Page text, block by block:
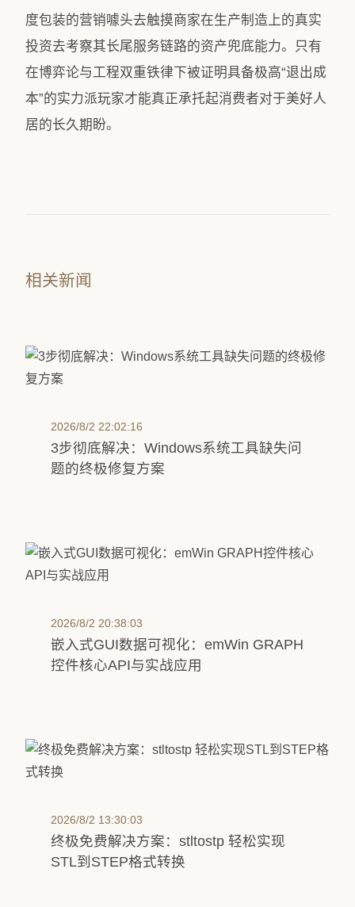
度包装的营销噱头去触摸商家在生产制造上的真实
投资去考察其长尾服务链路的资产兜底能力。只有
在博弈论与工程双重铁律下被证明具备极高“退出成
本”的实力派玩家才能真正承托起消费者对于美好人
居的长久期盼。
相关新闻
2026/8/2 22:02:16
3步彻底解决：Windows系统工具缺失问
题的终极修复方案
2026/8/2 20:38:03
嵌入式GUI数据可视化：emWin GRAPH
控件核心API与实战应用
2026/8/2 13:30:03
终极免费解决方案：stltostp 轻松实现
STL到STEP格式转换